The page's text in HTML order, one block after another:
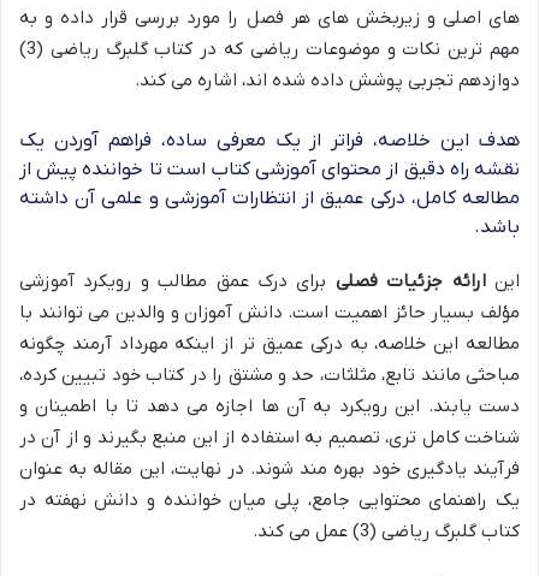
های اصلی و زیربخش های هر فصل را مورد بررسی قرار داده و به
مهم ترین نکات و موضوعات ریاضی که در کتاب گلبرگ ریاضی (3)
دوازدهم تجربی پوشش داده شده اند، اشاره می کند.
هدف این خلاصه، فراتر از یک معرفی ساده، فراهم آوردن یک
نقشه راه دقیق از محتوای آموزشی کتاب است تا خواننده پیش از
مطالعه کامل، درکی عمیق از انتظارات آموزشی و علمی آن داشته
باشد.
اینارائه جزئیات فصلی برای درک عمق مطالب و رویکرد آموزشی
مؤلف بسیار حائز اهمیت است. دانش آموزان و والدین می توانند با
مطالعه این خلاصه، به درکی عمیق تر از اینکه مهرداد آرمند چگونه
مباحثی مانند تابع، مثلثات، حد و مشتق را در کتاب خود تبیین کرده،
دست یابند. این رویکرد به آن ها اجازه می دهد تا با اطمینان و
شناخت کامل تری، تصمیم به استفاده از این منبع بگیرند و از آن در
فرآیند یادگیری خود بهره مند شوند. در نهایت، این مقاله به عنوان
یک راهنمای محتوایی جامع، پلی میان خواننده و دانش نهفته در
کتاب گلبرگ ریاضی (3) عمل می کند.